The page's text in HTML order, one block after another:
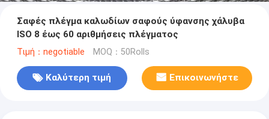
Σαφές πλέγμα καλωδίων σαφούς ύφανσης χάλυβα
ISO 8 έως 60 αριθμήσεις πλέγματος
Τιμή：negotiable MOQ：50Rolls
Καλύτερη τιμή Επικοινωνήστε